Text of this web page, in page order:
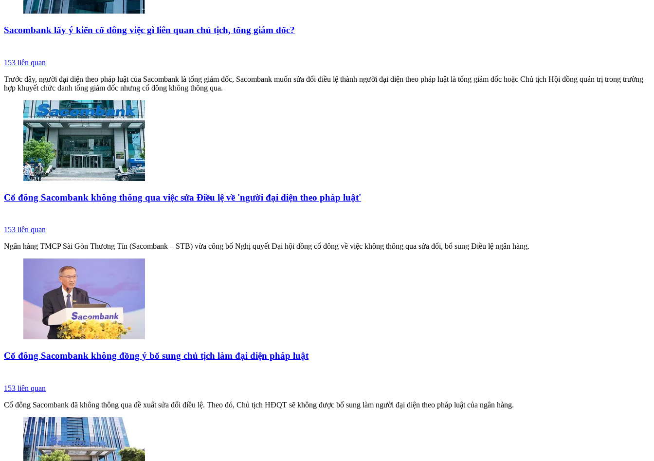
Sacombank lấy ý kiến cổ đông việc gì liên quan chủ tịch, tổng giám đốc?
153 liên quan
Trước đây, người đại diện theo pháp luật của Sacombank là tổng giám đốc, Sacombank muốn sửa đổi điều lệ thành người đại diện theo pháp luật là tổng giám đốc hoặc Chủ tịch Hội đồng quản trị trong trường
hợp khuyết chức danh tổng giám đốc nhưng cổ đông không thông qua.
Cổ đông Sacombank không thông qua việc sửa Điều lệ về 'người đại diện theo pháp luật'
153 liên quan
Ngân hàng TMCP Sài Gòn Thương Tín (Sacombank – STB) vừa công bố Nghị quyết Đại hội đồng cổ đông về việc không thông qua sửa đổi, bổ sung Điều lệ ngân hàng.
Cổ đông Sacombank không đồng ý bổ sung chủ tịch làm đại diện pháp luật
153 liên quan
Cổ đông Sacombank đã không thông qua đề xuất sửa đổi điều lệ. Theo đó, Chủ tịch HĐQT sẽ không được bổ sung làm người đại diện theo pháp luật của ngân hàng.